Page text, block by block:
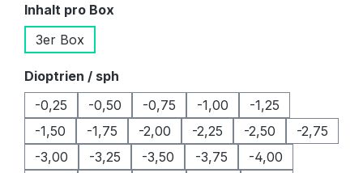
Inhalt pro Box
3er Box
Dioptrien / sph
-0,25
-0,50 -0,75 -1,00
-1,25
-1,50
-1,75 -2,00 -2,25 -2,50
-2,75
-3,00
-3,25 -3,50 -3,75
-4,00